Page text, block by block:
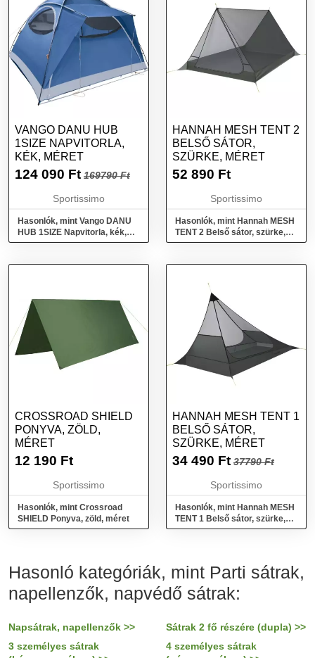
VANGO DANU HUB
1SIZE NAPVITORLA,
KÉK, MÉRET
124 090 Ft 169790 Ft
Sportissimo
Hasonlók, mint Vango DANU
HUB 1SIZE Napvitorla, kék,
méret
HANNAH MESH TENT 2
BELSŐ SÁTOR,
SZÜRKE, MÉRET
52 890 Ft
Sportissimo
Hasonlók, mint Hannah MESH
TENT 2 Belső sátor, szürke,
méret
CROSSROAD SHIELD
PONYVA, ZÖLD,
MÉRET
12 190 Ft
Sportissimo
Hasonlók, mint Crossroad
SHIELD Ponyva, zöld, méret
HANNAH MESH TENT 1
BELSŐ SÁTOR,
SZÜRKE, MÉRET
34 490 Ft 37790 Ft
Sportissimo
Hasonlók, mint Hannah MESH
TENT 1 Belső sátor, szürke,
méret
Hasonló kategóriák, mint Parti sátrak,
napellenzők, napvédő sátrak:
Napsátrak, napellenzők >>
Sátrak 2 fő részére (dupla) >>
3 személyes sátrak
4 személyes sátrak